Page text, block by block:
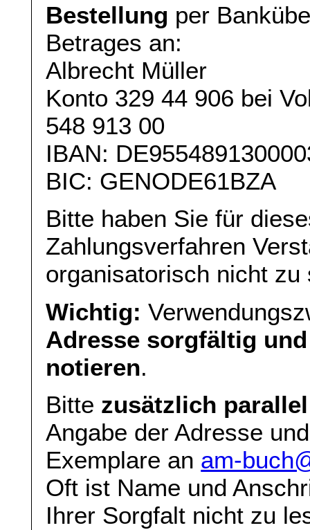
Bestellung per
Betrages an:
Albrecht Müller
Konto 329 44 906 bei
548 913 00
IBAN:
BIC: GENODE61BZA
Bitte haben Sie für
Zahlungsverfahren
organisatorisch nicht zu
Wichtig:
Adresse sorgfältig
notieren.
Bitte zusätzlich
Angabe der Adresse
Exemplare an am-
Oft ist Name und
Ihrer Sorgfalt nicht zu